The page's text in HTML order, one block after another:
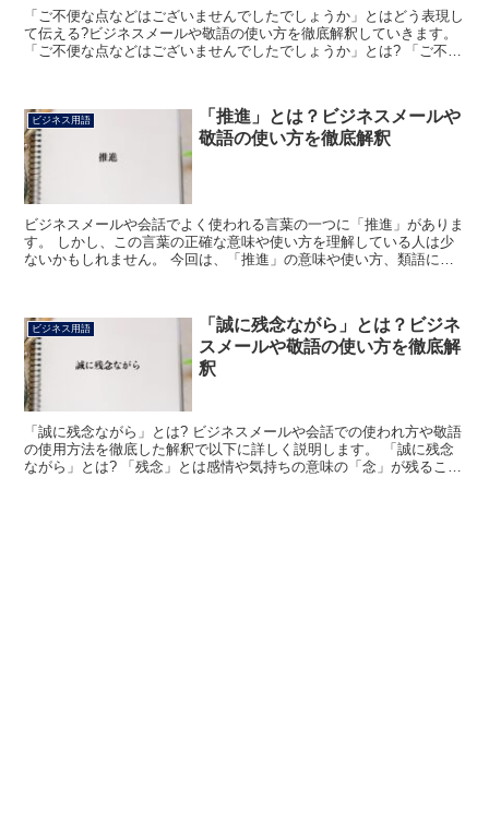
「ご不便な点などはございませんでしたでしょうか」とはどう表現し
て伝える?ビジネスメールや敬語の使い方を徹底解釈していきます。
「ご不便な点などはございませんでしたでしょうか」とは? 「ご不便
ビジネス用語
「推進」とは？ビジネスメールや
敬語の使い方を徹底解釈
ビジネスメールや会話でよく使われる言葉の一つに「推進」がありま
す。 しかし、この言葉の正確な意味や使い方を理解している人は少
ないかもしれません。 今回は、「推進」の意味や使い方、類語につ
ビジネス用語
「誠に残念ながら」とは？ビジネ
スメールや敬語の使い方を徹底解
釈
「誠に残念ながら」とは? ビジネスメールや会話での使われ方や敬語
の使用方法を徹底した解釈で以下に詳しく説明します。 「誠に残念
ながら」とは? 「残念」とは感情や気持ちの意味の「念」が残ること